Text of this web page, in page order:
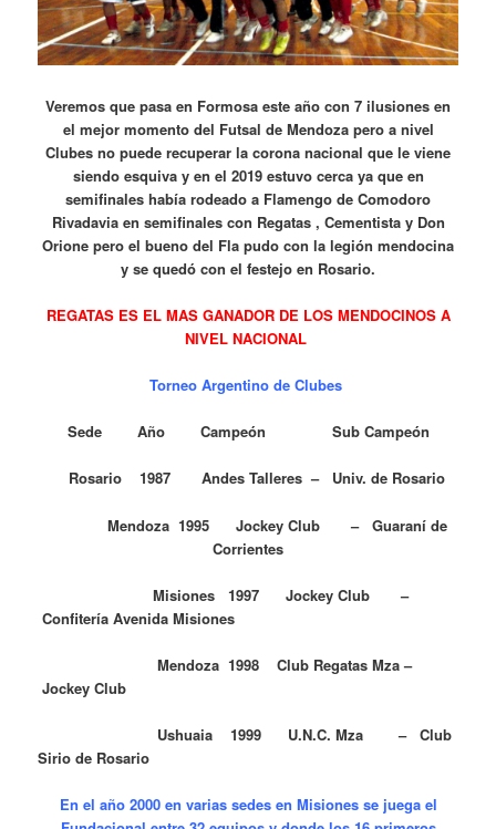
Veremos que pasa en Formosa este año con 7 ilusiones en
el mejor momento del Futsal de Mendoza pero a nivel
Clubes no puede recuperar la corona nacional que le viene
siendo esquiva y en el 2019 estuvo cerca ya que en
semifinales había rodeado a Flamengo de Comodoro
Rivadavia en semifinales con Regatas , Cementista y Don
Orione pero el bueno del Fla pudo con la legión mendocina
y se quedó con el festejo en Rosario.
REGATAS ES EL MAS GANADOR DE LOS MENDOCINOS A
NIVEL NACIONAL
Torneo Argentino de Clubes
Sede Año Campeón Sub Campeón
Rosario 1987 Andes Talleres – Univ. de Rosario
Mendoza 1995 Jockey Club – Guaraní de
Corrientes
Misiones 1997 Jockey Club –
Confitería Avenida Misiones
Mendoza 1998 Club Regatas Mza –
Jockey Club
Ushuaia 1999 U.N.C. Mza – Club
Sirio de Rosario
En el año 2000 en varias sedes en Misiones se juega el